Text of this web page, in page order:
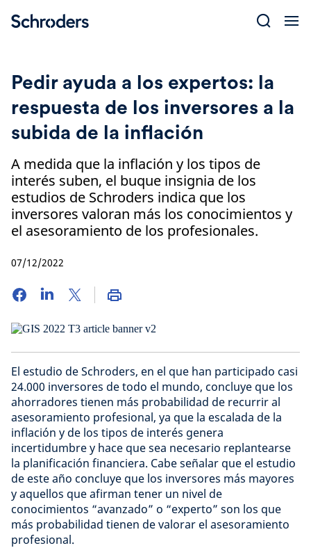
Pedir ayuda a los expertos: la
respuesta de los inversores a la
subida de la inflación
A medida que la inflación y los tipos de
interés suben, el buque insignia de los
estudios de Schroders indica que los
inversores valoran más los conocimientos y
el asesoramiento de los profesionales.
07/12/2022
El estudio de Schroders, en el que han participado casi
24.000 inversores de todo el mundo, concluye que los
ahorradores tienen más probabilidad de recurrir al
asesoramiento profesional, ya que la escalada de la
inflación y de los tipos de interés genera
incertidumbre y hace que sea necesario replantearse
la planificación financiera. Cabe señalar que el estudio
de este año concluye que los inversores más mayores
y aquellos que afirman tener un nivel de
conocimientos “avanzado” o “experto” son los que
más probabilidad tienen de valorar el asesoramiento
profesional.